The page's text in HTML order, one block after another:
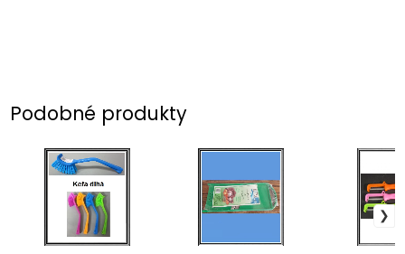
Podobné produkty